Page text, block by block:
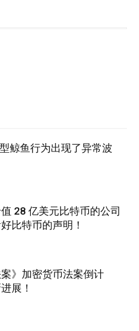
鲸鱼行为出现了异常波
28 亿美元比特币的公司
比特币的声明！
案》加密货币法案倒计
展！